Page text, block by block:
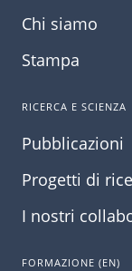
Chi siamo
Stampa
RICERCA E SCIENZA
Pubblicazioni
Progetti di
I nostri
FORMAZIONE (EN)